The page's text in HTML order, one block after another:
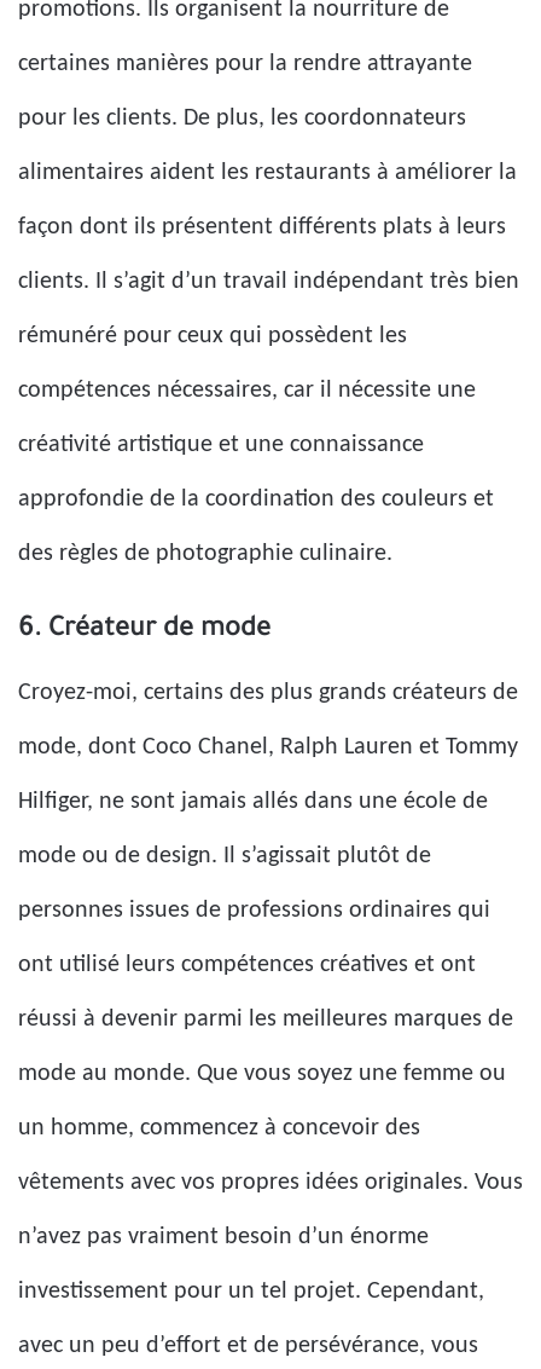
promotions. Ils organisent la nourriture de
certaines manières pour la rendre attrayante
pour les clients. De plus, les coordonnateurs
alimentaires aident les restaurants à améliorer la
façon dont ils présentent différents plats à leurs
clients. Il s’agit d’un travail indépendant très bien
rémunéré pour ceux qui possèdent les
compétences nécessaires, car il nécessite une
créativité artistique et une connaissance
approfondie de la coordination des couleurs et
des règles de photographie culinaire.
6. Créateur de mode
Croyez-moi, certains des plus grands créateurs de
mode, dont Coco Chanel, Ralph Lauren et Tommy
Hilfiger, ne sont jamais allés dans une école de
mode ou de design. Il s’agissait plutôt de
personnes issues de professions ordinaires qui
ont utilisé leurs compétences créatives et ont
réussi à devenir parmi les meilleures marques de
mode au monde. Que vous soyez une femme ou
un homme, commencez à concevoir des
vêtements avec vos propres idées originales. Vous
n’avez pas vraiment besoin d’un énorme
investissement pour un tel projet. Cependant,
avec un peu d’effort et de persévérance, vous